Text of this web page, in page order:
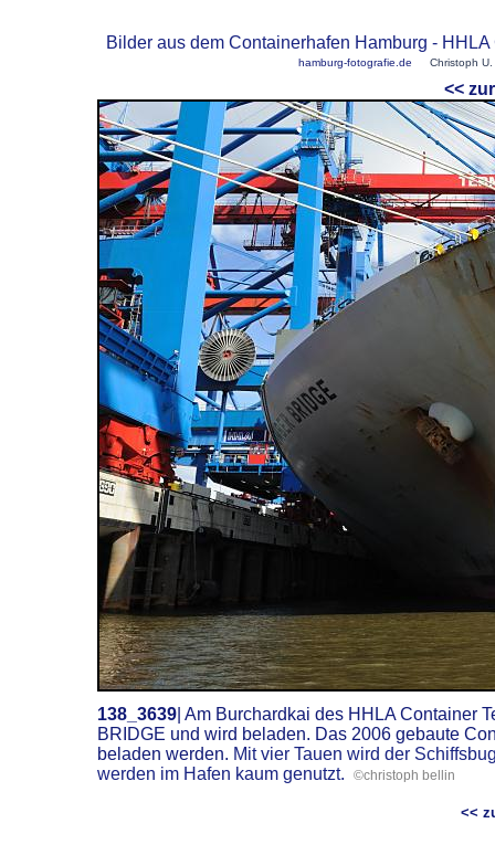
Bilder aus dem Containerhafen Hamburg -
hamburg-fotografie.de Christoph U.
<<
138_3639 Am Burchardkai des HHLA Container
BRIDGE und wird beladen. Das 2006 gebaute
beladen werden. Mit vier Tauen wird der
werden im Hafen kaum genutzt.
©christoph bellin
<<